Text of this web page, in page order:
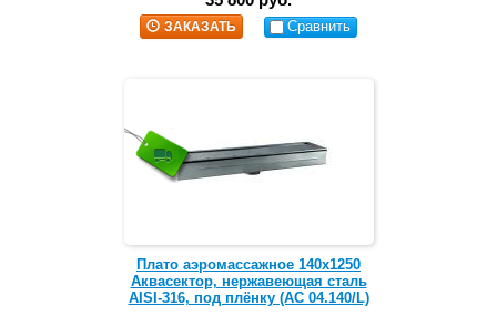
ЗАКАЗАТЬ Сравнить
Плато аэромассажное 140х1250
Аквасектор, нержавеющая сталь
AISI-316, под плёнку (АС 04.140/L)